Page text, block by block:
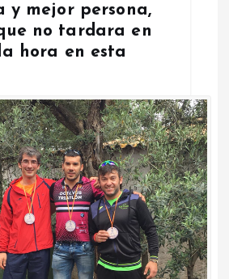
y mejor persona,
no tardara en
hora en esta